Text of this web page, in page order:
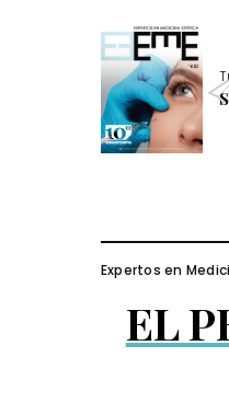
Expertos en
EL